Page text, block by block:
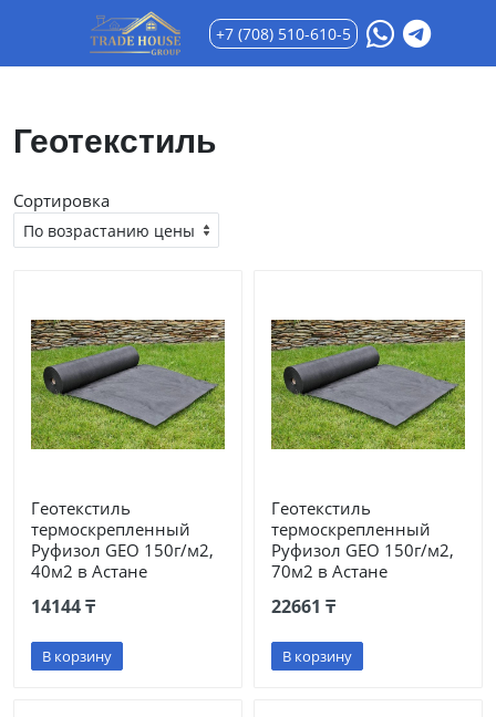
+7 (708) 510-610-5
Геотекстиль
Сортировка
Геотекстиль
термоскрепленный
Руфизол GEO 150г/м2,
40м2 в Астане
14144 ₸
В корзину
Геотекстиль
термоскрепленный
Руфизол GEO 150г/м2,
70м2 в Астане
22661 ₸
В корзину